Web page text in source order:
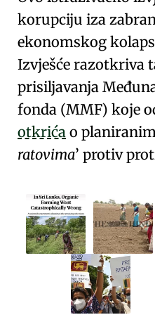
korupciju iza
ekonomskog
Izvješće razotkriva
prisiljavanja
fonda (MMF) koje
otkrića o planiranim
ratovima protiv